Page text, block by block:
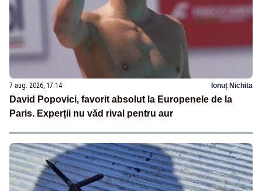
7 aug. 2026, 17:14 Ionuț Nichita
David Popovici, favorit absolut la Europenele de la
Paris. Experții nu văd rival pentru aur